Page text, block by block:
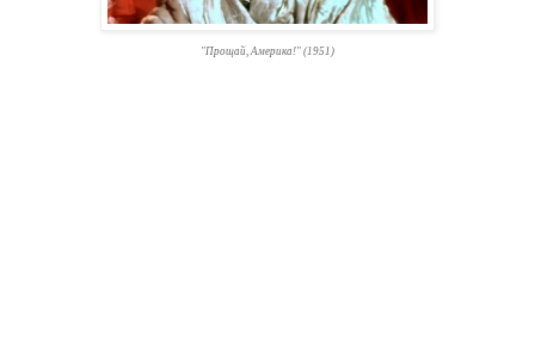
"Прощай, Америка!" (1951)